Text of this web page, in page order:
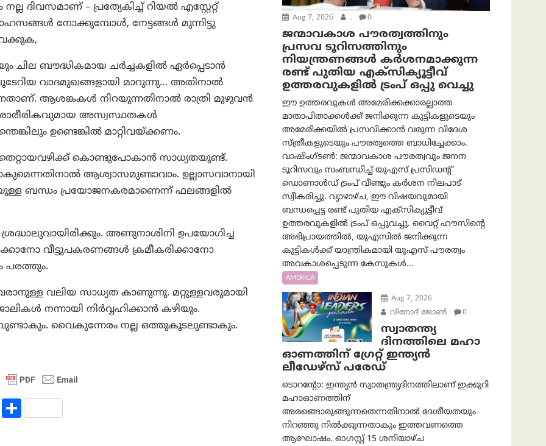
ദിവസമാണ്‌ – പ്രത്യേകിച്ച്‌ റിയൽ എസ്റ്റേറ്റ്‌
നോക്കുമ്പോൾ, നേട്ടങ്ങൾ മുന്നിട്ടു
ബൗദ്ധികമായ ചർച്ചകളിൽ ഏർപ്പെടാൻ
വാദമുഖങ്ങളായി മാറുന്നു… അതിനാൽ
ആശങ്കകൾ നിറയുന്നതിനാല്‍ രാത്രി മുഴുവൻ
ശാരീരികവുമായ അസ്വസ്ഥതകള്‍
ഉണ്ടെങ്കില്‍ മാറ്റിവയ്ക്കണം.
കൊണ്ടുപോകാന്‍ സാധ്യതയുണ്ട്.
ആശ്വാസമുണ്ടാവാം. ഉല്ലാസവാനായി
ബന്ധം പ്രയോജനകരമാണെന്ന് ഫലങ്ങളില്‍
അണുനാശിനി ഉപയോഗിച്ച
വീട്ടുപകരണങ്ങൾ ക്രമീകരിക്കാനോ
പരത്തും.
വലിയ സാധ്യത കാണുന്നു. മറ്റുള്ളവരുമായി
നന്നായി നിർവ്വഹിക്കാൻ കഴിയും.
വൈകുന്നേരം നല്ല ഒത്തുകൂടലുണ്ടാകും.
R S
Aug 7, 2026 . 0
ജന്മാവകാശ പൗരത്വത്തിനും
പ്രസവ ടൂറിസത്തിനും
നിയന്ത്രണങ്ങൾ കർശനമാക്കുന്ന
രണ്ട് പുതിയ എക്സിക്യൂട്ടീവ്
ഉത്തരവുകളിൽ ട്രംപ് ഒപ്പു വെച്ചു
ഈ ഉത്തരവുകൾ അമേരിക്കക്കാരല്ലാത്ത
മാതാപിതാക്കൾക്ക് ജനിക്കുന്ന കുട്ടികളുടെയും
അമേരിക്കയിൽ പ്രസവിക്കാൻ വരുന്ന വിദേശ
സ്ത്രീകളുടെയും പൗരത്വത്തെ ബാധിച്ചേക്കാം.
വാഷിംഗ്ടണ്‍: ജന്മാവകാശ പൗരത്വവും ജനന
ടൂറിസവും സംബന്ധിച്ച് യുഎസ് പ്രസിഡന്റ്
ഡൊണാൾഡ് ട്രംപ് വീണ്ടും കർശന നിലപാട്
സ്വീകരിച്ചു. വ്യാഴാഴ്ച, ഈ വിഷയവുമായി
ബന്ധപ്പെട്ട രണ്ട് പുതിയ എക്സിക്യൂട്ടീവ്
ഉത്തരവുകളിൽ ട്രംപ് ഒപ്പുവച്ചു. വൈറ്റ് ഹൗസിന്റെ
അഭിപ്രായത്തിൽ, യുഎസിൽ ജനിക്കുന്ന
കുട്ടികൾക്ക് യാന്ത്രികമായി യുഎസ് പൗരത്വം
അവകാശപ്പെടുന്ന കേസുകൾ...
AMERICA
Aug 7, 2026
വിനോദ് ജോൺ
0
സ്വാതന്ത്യ
ദിനത്തിലെ മഹാ
ഓണത്തിന് ഗ്രേറ്റ് ഇന്ത്യൻ
ലീഡേഴ്സ് പരേഡ്
ടൊറന്റോ: ഇന്ത്യൻ സ്വാതന്ത്ര്യദിനത്തിലാണ് ഇക്കുറി
മഹാഓണത്തിന്
അരങ്ങൊരുങ്ങുന്നതെന്നതിനാൽ ദേശീയതയും
നിറഞ്ഞു നിൽക്കുന്നതാകും ഇത്തവണത്തെ
ആഘോഷം. ഓഗസ്റ്റ് 15 ശനിയാഴ്ച